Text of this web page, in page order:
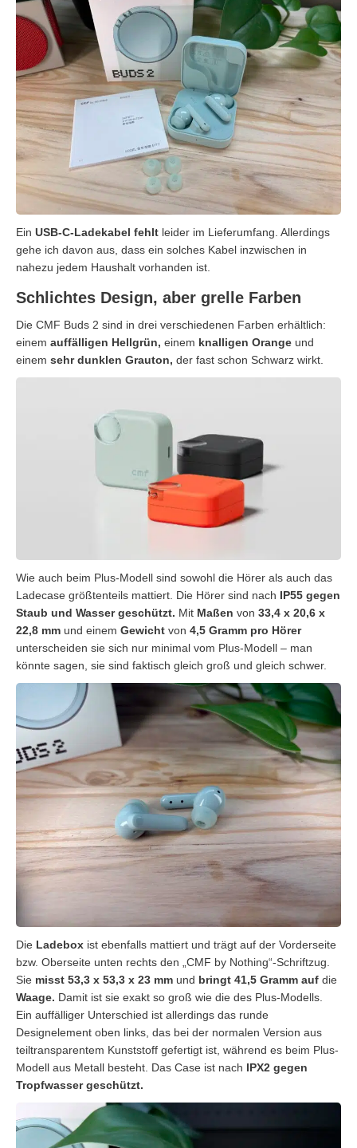
Ein USB-C-Ladekabel fehlt leider im Lieferumfang. Allerdings
gehe ich davon aus, dass ein solches Kabel inzwischen in
nahezu jedem Haushalt vorhanden ist.
Schlichtes Design, aber grelle Farben
Die CMF Buds 2 sind in drei verschiedenen Farben erhältlich:
einem auffälligen Hellgrün, einem knalligen Orange und
einem sehr dunklen Grauton, der fast schon Schwarz wirkt.
Wie auch beim Plus-Modell sind sowohl die Hörer als auch das
Ladecase größtenteils mattiert. Die Hörer sind nach IP55 gegen
Staub und Wasser geschützt. Mit Maßen von 33,4 x 20,6 x
22,8 mm und einem Gewicht von 4,5 Gramm pro Hörer
unterscheiden sie sich nur minimal vom Plus-Modell – man
könnte sagen, sie sind faktisch gleich groß und gleich schwer.
Die Ladebox ist ebenfalls mattiert und trägt auf der Vorderseite
bzw. Oberseite unten rechts den „CMF by Nothing“-Schriftzug.
Sie misst 53,3 x 53,3 x 23 mm und bringt 41,5 Gramm auf die
Waage. Damit ist sie exakt so groß wie die des Plus-Modells.
Ein auffälliger Unterschied ist allerdings das runde
Designelement oben links, das bei der normalen Version aus
teiltransparentem Kunststoff gefertigt ist, während es beim Plus-
Modell aus Metall besteht. Das Case ist nach IPX2 gegen
Tropfwasser geschützt.